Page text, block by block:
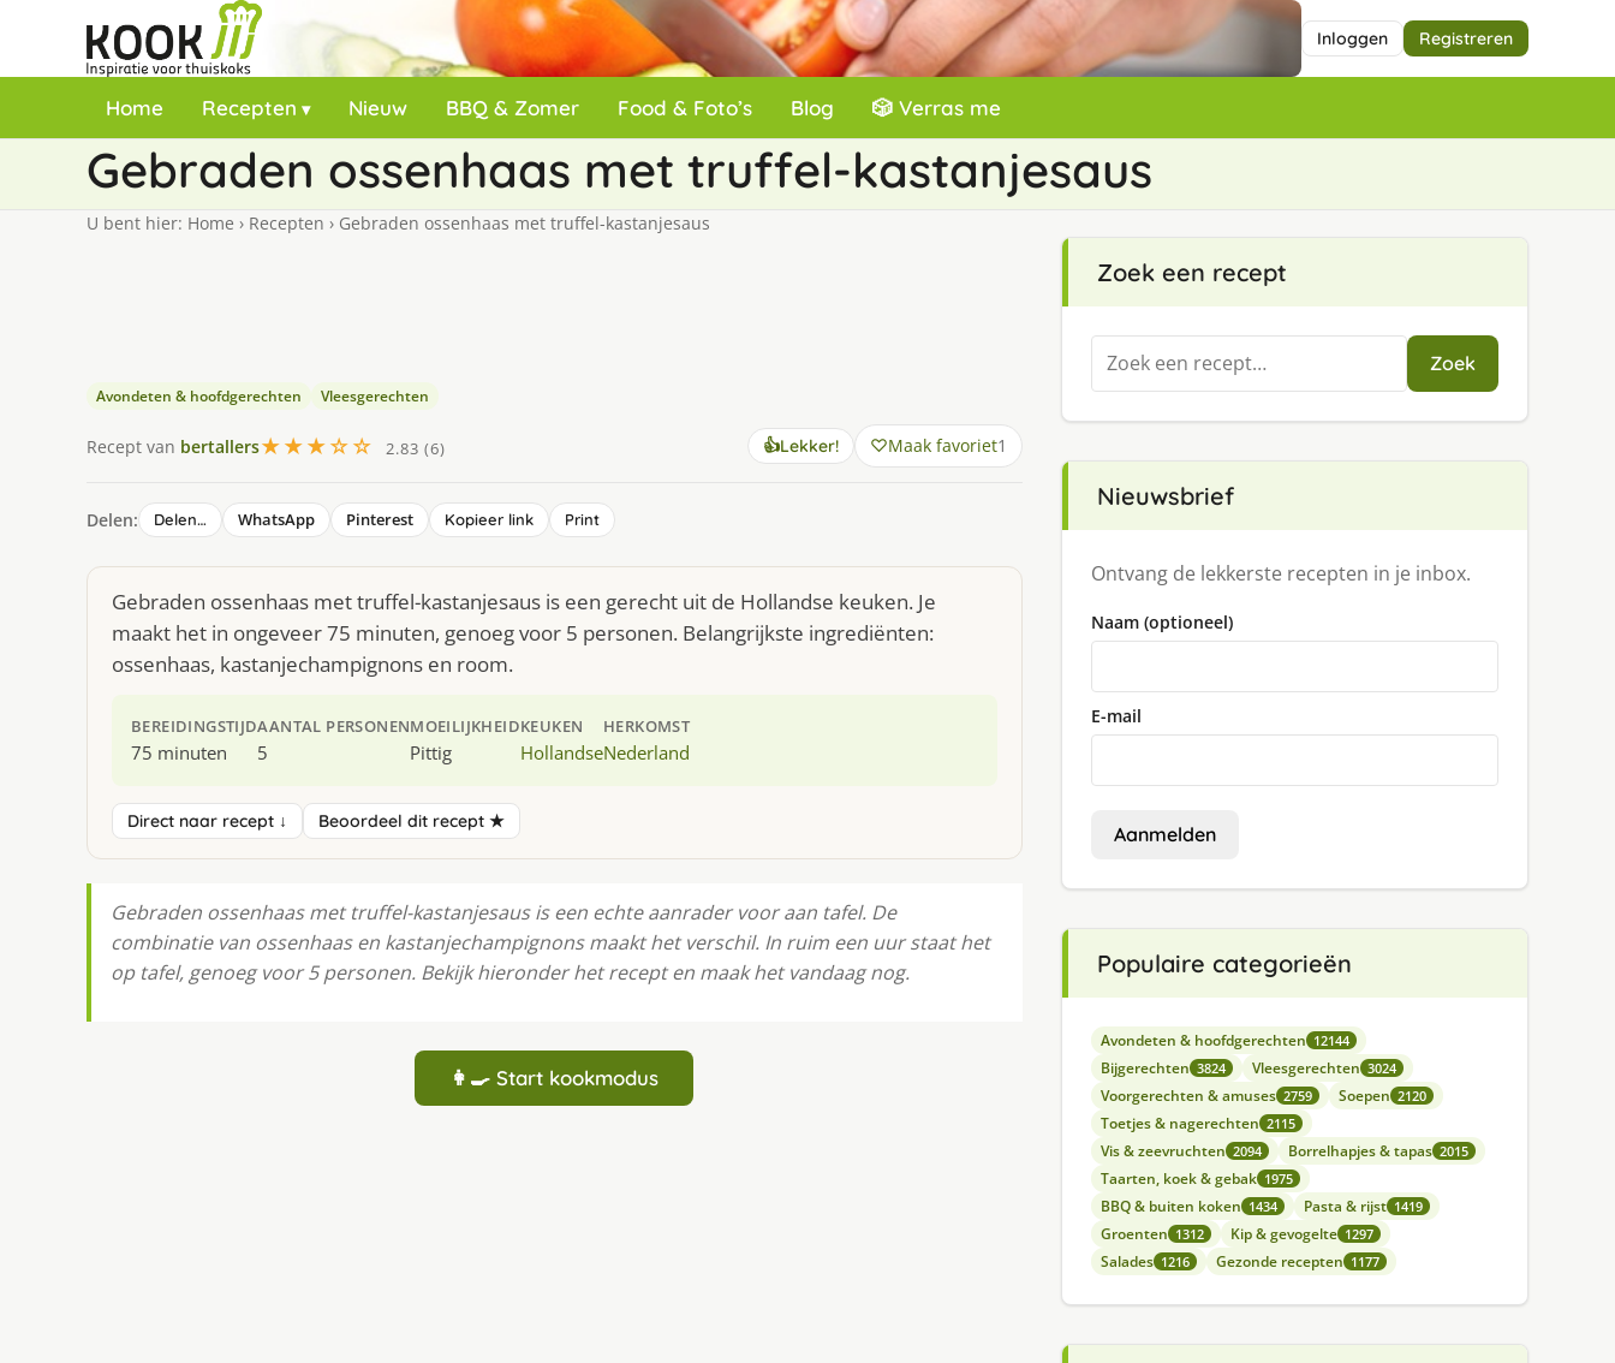
Inloggen Registreren
Home Recepten Nieuw BBQ & Zomer Food & Foto’s Blog 🎲 Verras me
Gebraden ossenhaas met truffel-kastanjesaus
U bent hier: Home › Recepten › Gebraden ossenhaas met truffel-kastanjesaus
Avondeten & hoofdgerechten Vleesgerechten
Recept van bertallers★★★☆☆ 2.83 (6) 👍Lekker! Maak favoriet1
Delen: Delen… WhatsApp Pinterest Kopieer link Print
Gebraden ossenhaas met truffel-kastanjesaus is een gerecht uit de Hollandse keuken. Je
maakt het in ongeveer 75 minuten, genoeg voor 5 personen. Belangrijkste ingrediënten:
ossenhaas, kastanjechampignons en room.
BEREIDINGSTIJD
75 minuten
AANTAL PERSONEN
5
MOEILIJKHEID
Pittig
KEUKEN
Hollandse
HERKOMST
Nederland
Direct naar recept ↓ Beoordeel dit recept ★
Gebraden ossenhaas met truffel-kastanjesaus is een echte aanrader voor aan tafel. De
combinatie van ossenhaas en kastanjechampignons maakt het verschil. In ruim een uur staat het
op tafel, genoeg voor 5 personen. Bekijk hieronder het recept en maak het vandaag nog.
👩‍🍳 Start kookmodus
Zoek een recept
Zoeken
naar:
Zoek
Nieuwsbrief
Ontvang de lekkerste recepten in je inbox.
Naam (optioneel)
E-mail
Aanmelden
Populaire categorieën
Avondeten & hoofdgerechten 12144
Bijgerechten 3824 Vleesgerechten 3024
Voorgerechten & amuses 2759 Soepen 2120
Toetjes & nagerechten 2115
Vis & zeevruchten 2094 Borrelhapjes & tapas 2015
Taarten, koek & gebak 1975
BBQ & buiten koken 1434 Pasta & rijst 1419
Groenten 1312 Kip & gevogelte 1297
Salades 1216 Gezonde recepten 1177